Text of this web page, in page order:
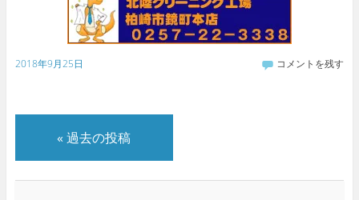
2018年9月25日 コメントを残す
« 過去の投稿